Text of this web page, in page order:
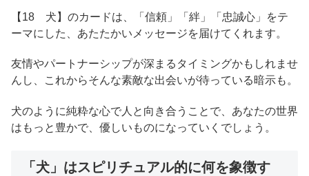
【18 犬】のカードは、「信頼」「絆」「忠誠心」をテ
ーマにした、あたたかいメッセージを届けてくれます。
友情やパートナーシップが深まるタイミングかもしれませ
んし、これからそんな素敵な出会いが待っている暗示も。
犬のように純粋な心で人と向き合うことで、あなたの世界
はもっと豊かで、優しいものになっていくでしょう。
「犬」はスピリチュアル的に何を象徴す